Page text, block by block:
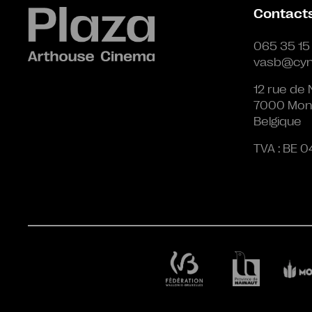
065 35 15
12 rue de
7000
Belgique
TVA : BE